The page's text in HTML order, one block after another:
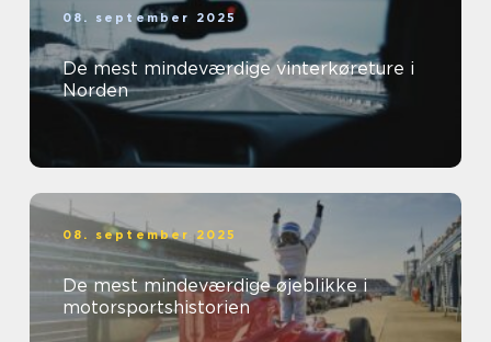
08. september 2025
De mest mindeværdige vinterkøreture i
Norden
08. september 2025
De mest mindeværdige øjeblikke i
motorsportshistorien